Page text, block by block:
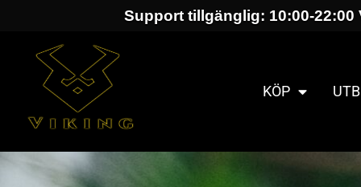
Support tillgänglig: 10:00-22:00
KÖP